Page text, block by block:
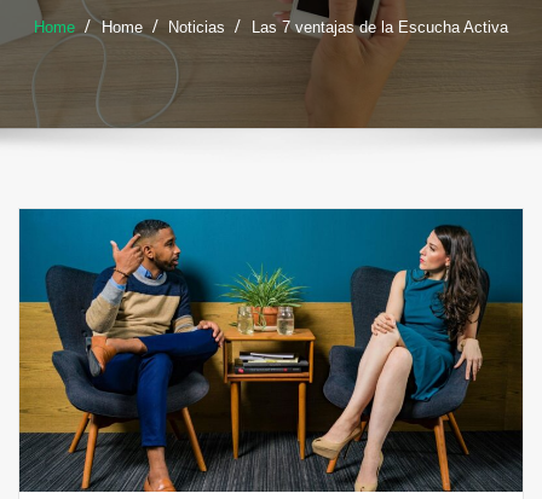
Home Home Noticias Las 7 ventajas de la Escucha Activa